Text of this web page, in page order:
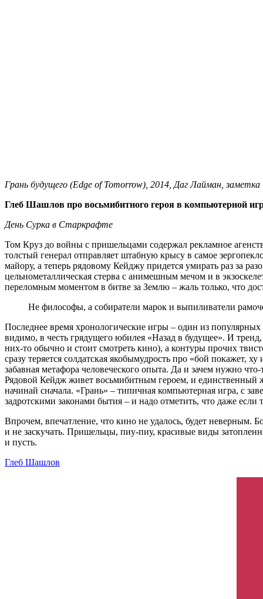
Грань будущего (Edge of Tomorrow), 2014, Даг Лайман, заметка
Глеб Шашлов про восьмибитного героя в компьютерной
День Сурка в Старкрафте
Том Круз до войны с пришельцами содержал рекламное
толстый генерал отправляет штабную крысу в самое
майору, а теперь рядовому Кейджу придется умирать раз за
цельнометаллическая стерва с анимешным мечом и в
переломным моментом в битве за Землю – жаль только, что
Не философы, а собиратели марок и выпиливатели
Последнее время хронологические игры – один из
видимо, в честь грядущего юбилея «Назад в будущее». И
них-то обычно и стоит смотреть кино), а контуры прочих
сразу теряется солдатская якобымудрость про «бой покажет,
забавная метафора человеческого опыта. Да и зачем нужно
Рядовой Кейдж живет восьмибитным героем, и единственный
начинай сначала. «Грань» – типичная компьютерная игра, с
задротскими законами бытия – и надо отметить, что даже
Впрочем, впечатление, что кино не удалось, будет неверным.
и не заскучать. Пришельцы, пиу-пиу, красивые виды
и пусть.
Глеб Шашлов